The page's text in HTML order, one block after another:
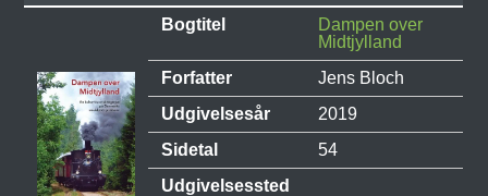
Bogtitel
Dampen over
Midtjylland
Forfatter
Jens Bloch
Udgivelsesår
2019
Sidetal
54
Udgivelsessted